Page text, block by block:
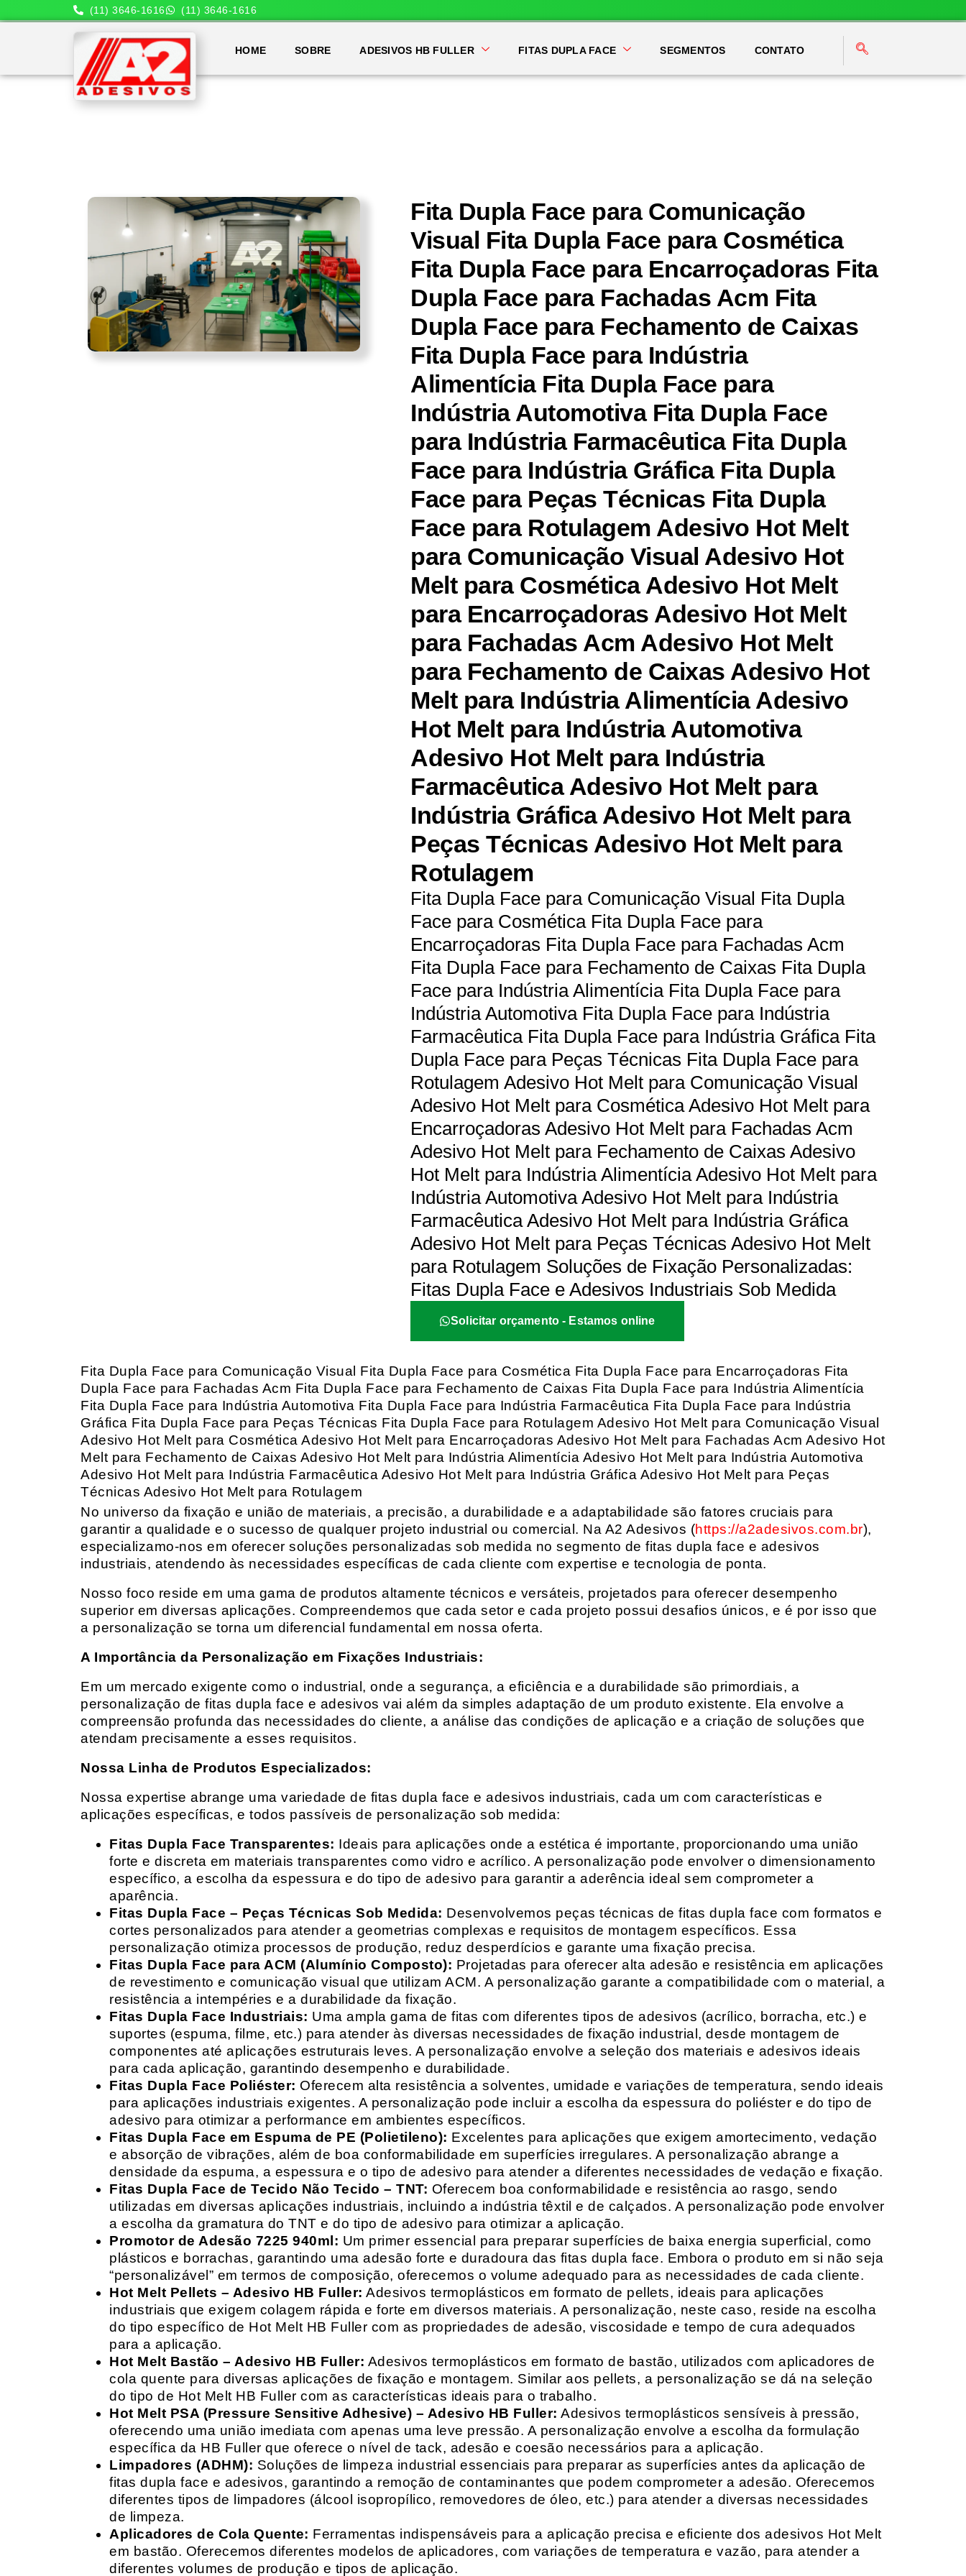
(11) 3646-1616 (11) 3646-1616
HOME SOBRE ADESIVOS HB FULLER FITAS DUPLA FACE SEGMENTOS CONTATO
Fita Dupla Face para Comunicação
Visual Fita Dupla Face para Cosmética
Fita Dupla Face para Encarroçadoras Fita
Dupla Face para Fachadas Acm Fita
Dupla Face para Fechamento de Caixas
Fita Dupla Face para Indústria
Alimentícia Fita Dupla Face para
Indústria Automotiva Fita Dupla Face
para Indústria Farmacêutica Fita Dupla
Face para Indústria Gráfica Fita Dupla
Face para Peças Técnicas Fita Dupla
Face para Rotulagem Adesivo Hot Melt
para Comunicação Visual Adesivo Hot
Melt para Cosmética Adesivo Hot Melt
para Encarroçadoras Adesivo Hot Melt
para Fachadas Acm Adesivo Hot Melt
para Fechamento de Caixas Adesivo Hot
Melt para Indústria Alimentícia Adesivo
Hot Melt para Indústria Automotiva
Adesivo Hot Melt para Indústria
Farmacêutica Adesivo Hot Melt para
Indústria Gráfica Adesivo Hot Melt para
Peças Técnicas Adesivo Hot Melt para
Rotulagem
Fita Dupla Face para Comunicação Visual Fita Dupla
Face para Cosmética Fita Dupla Face para
Encarroçadoras Fita Dupla Face para Fachadas Acm
Fita Dupla Face para Fechamento de Caixas Fita Dupla
Face para Indústria Alimentícia Fita Dupla Face para
Indústria Automotiva Fita Dupla Face para Indústria
Farmacêutica Fita Dupla Face para Indústria Gráfica Fita
Dupla Face para Peças Técnicas Fita Dupla Face para
Rotulagem Adesivo Hot Melt para Comunicação Visual
Adesivo Hot Melt para Cosmética Adesivo Hot Melt para
Encarroçadoras Adesivo Hot Melt para Fachadas Acm
Adesivo Hot Melt para Fechamento de Caixas Adesivo
Hot Melt para Indústria Alimentícia Adesivo Hot Melt para
Indústria Automotiva Adesivo Hot Melt para Indústria
Farmacêutica Adesivo Hot Melt para Indústria Gráfica
Adesivo Hot Melt para Peças Técnicas Adesivo Hot Melt
para Rotulagem Soluções de Fixação Personalizadas:
Fitas Dupla Face e Adesivos Industriais Sob Medida
Solicitar orçamento - Estamos online
Fita Dupla Face para Comunicação Visual Fita Dupla Face para Cosmética Fita Dupla Face para Encarroçadoras Fita
Dupla Face para Fachadas Acm Fita Dupla Face para Fechamento de Caixas Fita Dupla Face para Indústria Alimentícia
Fita Dupla Face para Indústria Automotiva Fita Dupla Face para Indústria Farmacêutica Fita Dupla Face para Indústria
Gráfica Fita Dupla Face para Peças Técnicas Fita Dupla Face para Rotulagem Adesivo Hot Melt para Comunicação Visual
Adesivo Hot Melt para Cosmética Adesivo Hot Melt para Encarroçadoras Adesivo Hot Melt para Fachadas Acm Adesivo Hot
Melt para Fechamento de Caixas Adesivo Hot Melt para Indústria Alimentícia Adesivo Hot Melt para Indústria Automotiva
Adesivo Hot Melt para Indústria Farmacêutica Adesivo Hot Melt para Indústria Gráfica Adesivo Hot Melt para Peças
Técnicas Adesivo Hot Melt para Rotulagem
No universo da fixação e união de materiais, a precisão, a durabilidade e a adaptabilidade são fatores cruciais para
garantir a qualidade e o sucesso de qualquer projeto industrial ou comercial. Na A2 Adesivos (https://a2adesivos.com.br),
especializamo-nos em oferecer soluções personalizadas sob medida no segmento de fitas dupla face e adesivos
industriais, atendendo às necessidades específicas de cada cliente com expertise e tecnologia de ponta.
Nosso foco reside em uma gama de produtos altamente técnicos e versáteis, projetados para oferecer desempenho
superior em diversas aplicações. Compreendemos que cada setor e cada projeto possui desafios únicos, e é por isso que
a personalização se torna um diferencial fundamental em nossa oferta.
A Importância da Personalização em Fixações Industriais:
Em um mercado exigente como o industrial, onde a segurança, a eficiência e a durabilidade são primordiais, a
personalização de fitas dupla face e adesivos vai além da simples adaptação de um produto existente. Ela envolve a
compreensão profunda das necessidades do cliente, a análise das condições de aplicação e a criação de soluções que
atendam precisamente a esses requisitos.
Nossa Linha de Produtos Especializados:
Nossa expertise abrange uma variedade de fitas dupla face e adesivos industriais, cada um com características e
aplicações específicas, e todos passíveis de personalização sob medida:
Fitas Dupla Face Transparentes: Ideais para aplicações onde a estética é importante, proporcionando uma união
forte e discreta em materiais transparentes como vidro e acrílico. A personalização pode envolver o dimensionamento
específico, a escolha da espessura e do tipo de adesivo para garantir a aderência ideal sem comprometer a
aparência.
Fitas Dupla Face – Peças Técnicas Sob Medida: Desenvolvemos peças técnicas de fitas dupla face com formatos e
cortes personalizados para atender a geometrias complexas e requisitos de montagem específicos. Essa
personalização otimiza processos de produção, reduz desperdícios e garante uma fixação precisa.
Fitas Dupla Face para ACM (Alumínio Composto): Projetadas para oferecer alta adesão e resistência em aplicações
de revestimento e comunicação visual que utilizam ACM. A personalização garante a compatibilidade com o material, a
resistência a intempéries e a durabilidade da fixação.
Fitas Dupla Face Industriais: Uma ampla gama de fitas com diferentes tipos de adesivos (acrílico, borracha, etc.) e
suportes (espuma, filme, etc.) para atender às diversas necessidades de fixação industrial, desde montagem de
componentes até aplicações estruturais leves. A personalização envolve a seleção dos materiais e adesivos ideais
para cada aplicação, garantindo desempenho e durabilidade.
Fitas Dupla Face Poliéster: Oferecem alta resistência a solventes, umidade e variações de temperatura, sendo ideais
para aplicações industriais exigentes. A personalização pode incluir a escolha da espessura do poliéster e do tipo de
adesivo para otimizar a performance em ambientes específicos.
Fitas Dupla Face em Espuma de PE (Polietileno): Excelentes para aplicações que exigem amortecimento, vedação
e absorção de vibrações, além de boa conformabilidade em superfícies irregulares. A personalização abrange a
densidade da espuma, a espessura e o tipo de adesivo para atender a diferentes necessidades de vedação e fixação.
Fitas Dupla Face de Tecido Não Tecido – TNT: Oferecem boa conformabilidade e resistência ao rasgo, sendo
utilizadas em diversas aplicações industriais, incluindo a indústria têxtil e de calçados. A personalização pode envolver
a escolha da gramatura do TNT e do tipo de adesivo para otimizar a aplicação.
Promotor de Adesão 7225 940ml: Um primer essencial para preparar superfícies de baixa energia superficial, como
plásticos e borrachas, garantindo uma adesão forte e duradoura das fitas dupla face. Embora o produto em si não seja
“personalizável” em termos de composição, oferecemos o volume adequado para as necessidades de cada cliente.
Hot Melt Pellets – Adesivo HB Fuller: Adesivos termoplásticos em formato de pellets, ideais para aplicações
industriais que exigem colagem rápida e forte em diversos materiais. A personalização, neste caso, reside na escolha
do tipo específico de Hot Melt HB Fuller com as propriedades de adesão, viscosidade e tempo de cura adequados
para a aplicação.
Hot Melt Bastão – Adesivo HB Fuller: Adesivos termoplásticos em formato de bastão, utilizados com aplicadores de
cola quente para diversas aplicações de fixação e montagem. Similar aos pellets, a personalização se dá na seleção
do tipo de Hot Melt HB Fuller com as características ideais para o trabalho.
Hot Melt PSA (Pressure Sensitive Adhesive) – Adesivo HB Fuller: Adesivos termoplásticos sensíveis à pressão,
oferecendo uma união imediata com apenas uma leve pressão. A personalização envolve a escolha da formulação
específica da HB Fuller que oferece o nível de tack, adesão e coesão necessários para a aplicação.
Limpadores (ADHM): Soluções de limpeza industrial essenciais para preparar as superfícies antes da aplicação de
fitas dupla face e adesivos, garantindo a remoção de contaminantes que podem comprometer a adesão. Oferecemos
diferentes tipos de limpadores (álcool isopropílico, removedores de óleo, etc.) para atender a diversas necessidades
de limpeza.
Aplicadores de Cola Quente: Ferramentas indispensáveis para a aplicação precisa e eficiente dos adesivos Hot Melt
em bastão. Oferecemos diferentes modelos de aplicadores, com variações de temperatura e vazão, para atender a
diferentes volumes de produção e tipos de aplicação.